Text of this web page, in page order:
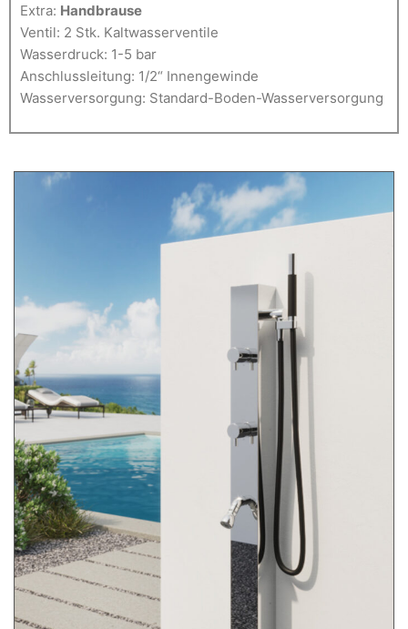
Extra: Handbrause
Ventil: 2 Stk. Kaltwasserventile
Wasserdruck: 1-5 bar
Anschlussleitung: 1/2“ Innengewinde
Wasserversorgung: Standard-Boden-Wasserversorgung